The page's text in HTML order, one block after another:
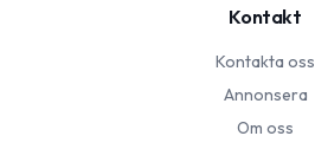
Kontakt
Kontakta oss
Annonsera
Om oss